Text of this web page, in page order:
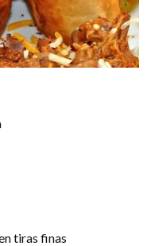
tiras finas